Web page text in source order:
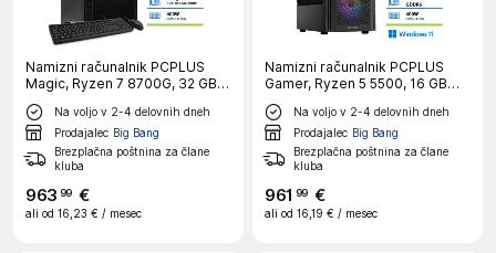
Namizni računalnik PCPLUS
Magic, Ryzen 7 8700G, 32 GB
RAM, 1 TB SSD, Radeon 780M, +
tipkovnica, miška
Na voljo v 2-4 delovnih dneh
Prodajalec Big Bang
Brezplačna poštnina za člane
kluba
963 99 €
ali od 16,23 € / mesec
Namizni računalnik PCPLUS
Gamer, Ryzen 5 5500, 16 GB
RAM, 1 TB SSD, RTX 3050 6GB,
W11H, gaming
Na voljo v 2-4 delovnih dneh
Prodajalec Big Bang
Brezplačna poštnina za člane
kluba
961 99 €
ali od 16,19 € / mesec